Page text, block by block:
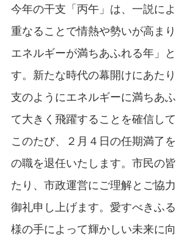
今年の干支「丙午」は、一説に
重なることで情熱や勢いが高ま
エネルギーが満ちあふれる年」
す。新たな時代の幕開けにあた
支のようにエネルギーに満ちあ
て大きく飛躍することを確信して
このたび、２月４日の任期満了
の職を退任いたします。市民の
たり、市政運営にご理解とご協
御礼申し上げます。愛すべきふ
様の手によって輝かしい未来に